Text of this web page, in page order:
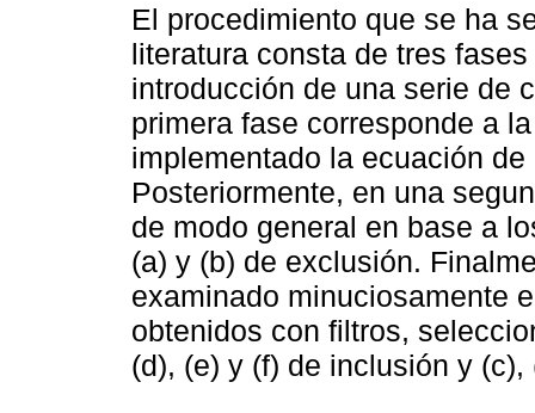
El procedimiento que se ha
literatura consta de tres
introducción de una serie de
primera fase corresponde a
implementado la ecuación
Posteriormente, en una
de modo general en base a
(a) y (b) de exclusión.
examinado minuciosamente
obtenidos con filtros,
(d), (e) y (f) de inclusión y